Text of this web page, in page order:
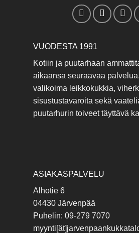
VUODESTA 1991
Kotiin ja puutarhaan
aikaansa seuraavaa
valikoima leikkokukkia,
sisustustavaroita sekä
puutarhurin toiveet täyttävä
ASIAKASPALVELU
Alhotie 6
04430 Järvenpää
Puhelin: 09-279 7070